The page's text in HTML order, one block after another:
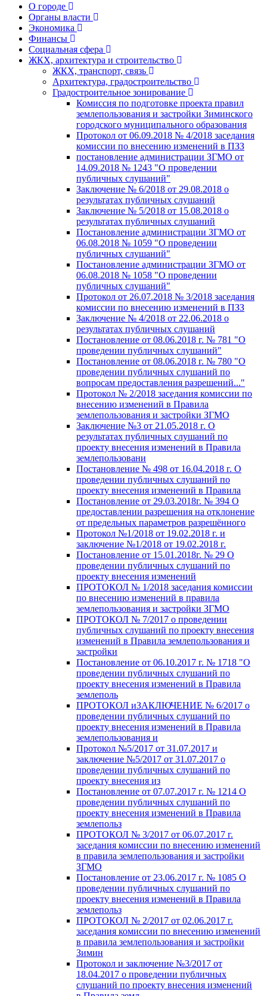
О городе
Органы власти
Экономика
Финансы
Социальная сфера
ЖКХ, архитектура и строительство
ЖКХ, транспорт, связь
Архитектура, градостроительство
Градостроительное зонирование
Комиссия по подготовке проекта правил
землепользования и застройки Зиминского
городского муниципального образования
Протокол от 06.09.2018 № 4/2018 заседания
комиссии по внесению изменений в ПЗЗ
постановление администрации ЗГМО от
14.09.2018 № 1243 "О проведении
публичных слушаний"
Заключение № 6/2018 от 29.08.2018 о
результатах публичных слушаний
Заключение № 5/2018 от 15.08.2018 о
результатах публичных слушаний
Постановление администрации ЗГМО от
06.08.2018 № 1059 "О проведении
публичных слушаний"
Постановление администрации ЗГМО от
06.08.2018 № 1058 "О проведении
публичных слушаний"
Протокол от 26.07.2018 № 3/2018 заседания
комиссии по внесению изменений в ПЗЗ
Заключение № 4/2018 от 22.06.2018 о
результатах публичных слушаний
Постановление от 08.06.2018 г. № 781 "О
проведении публичных слушаний"
Постановление от 08.06.2018 г. № 780 "О
проведении публичных слушаний по
вопросам предоставления разрешений..."
Протокол № 2/2018 заседания комиссии по
внесению изменений в Правила
землепользования и застройки ЗГМО
Заключение №3 от 21.05.2018 г. О
результатах публичных слушаний по
проекту внесения изменений в Правила
землепользовани
Постановление № 498 от 16.04.2018 г. О
проведении публичных слушаний по
проекту внесения изменений в Правила
Постановление от 29.03.2018г. № 394 О
предоставлении разрешения на отклонение
от предельных параметров разрешённого
Протокол №1/2018 от 19.02.2018 г. и
заключение №1/2018 от 19.02.2018 г.
Постановление от 15.01.2018г. № 29 О
проведении публичных слушаний по
проекту внесения изменений
ПРОТОКОЛ № 1/2018 заседания комиссии
по внесению изменений в правила
землепользования и застройки ЗГМО
ПРОТОКОЛ № 7/2017 о проведении
публичных слушаний по проекту внесения
изменений в Правила землепользования и
застройки
Постановление от 06.10.2017 г. № 1718 "О
проведении публичных слушаний по
проекту внесения изменений в Правила
землеполь
ПРОТОКОЛ иЗАКЛЮЧЕНИЕ № 6/2017 о
проведении публичных слушаний по
проекту внесения изменений в Правила
землепользования и
Протокол №5/2017 от 31.07.2017 и
заключение №5/2017 от 31.07.2017 о
проведении публичных слушаний по
проекту внесения из
Постановление от 07.07.2017 г. № 1214 О
проведении публичных слушаний по
проекту внесения изменений в Правила
землепольз
ПРОТОКОЛ № 3/2017 от 06.07.2017 г.
заседания комиссии по внесению изменений
в правила землепользования и застройки
ЗГМО
Постановление от 23.06.2017 г. № 1085 О
проведении публичных слушаний по
проекту внесения изменений в Правила
землепольз
ПРОТОКОЛ № 2/2017 от 02.06.2017 г.
заседания комиссии по внесению изменений
в правила землепользования и застройки
Зимин
Протокол и заключение №3/2017 от
18.04.2017 о проведении публичных
слушаний по проекту внесения изменений